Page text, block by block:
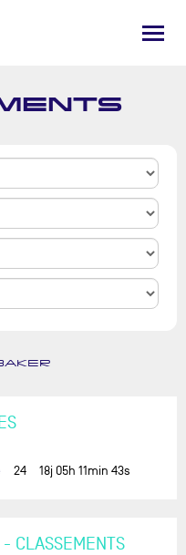
24 18j 05h 11min 43s
- CLASSEMENTS